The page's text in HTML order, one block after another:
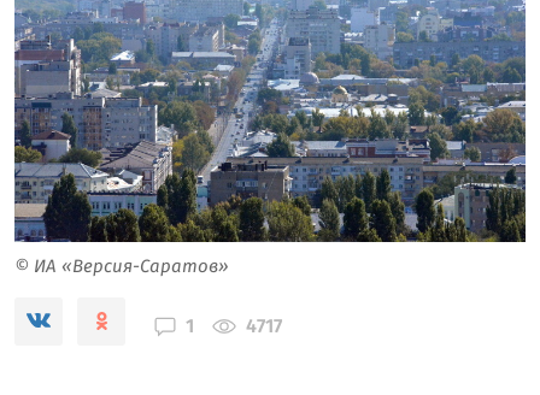
© ИА «Версия-Саратов»
1 4717